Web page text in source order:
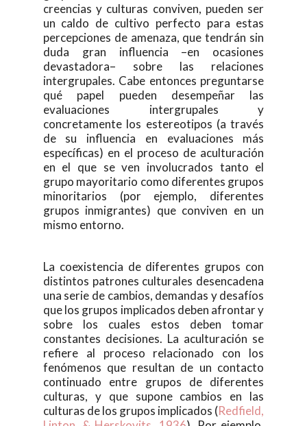
creencias y culturas conviven, pueden ser
un caldo de cultivo perfecto para estas
percepciones de amenaza, que tendrán sin
duda gran influencia –en ocasiones
devastadora– sobre las relaciones
intergrupales. Cabe entonces preguntarse
qué papel pueden desempeñar las
evaluaciones intergrupales y
concretamente los estereotipos (a través
de su influencia en evaluaciones más
específicas) en el proceso de aculturación
en el que se ven involucrados tanto el
grupo mayoritario como diferentes grupos
minoritarios (por ejemplo, diferentes
grupos inmigrantes) que conviven en un
mismo entorno.
La coexistencia de diferentes grupos con
distintos patrones culturales desencadena
una serie de cambios, demandas y desafíos
que los grupos implicados deben afrontar y
sobre los cuales estos deben tomar
constantes decisiones. La aculturación se
refiere al proceso relacionado con los
fenómenos que resultan de un contacto
continuado entre grupos de diferentes
culturas, y que supone cambios en las
culturas de los grupos implicados (Redfield,